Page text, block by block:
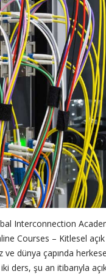
Interconnection
Courses – Kitlesel
dünya çapında herkese
ders, şu an itibarıyla